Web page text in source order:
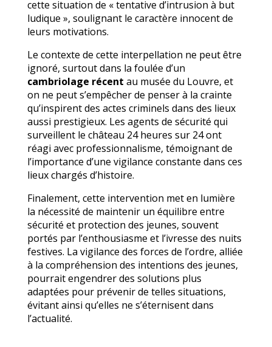
cette situation de « tentative d’intrusion à but
ludique », soulignant le caractère innocent de
leurs motivations.
Le contexte de cette interpellation ne peut être
ignoré, surtout dans la foulée d’un
cambriolage récent au musée du Louvre, et
on ne peut s’empêcher de penser à la crainte
qu’inspirent des actes criminels dans des lieux
aussi prestigieux. Les agents de sécurité qui
surveillent le château 24 heures sur 24 ont
réagi avec professionnalisme, témoignant de
l’importance d’une vigilance constante dans ces
lieux chargés d’histoire.
Finalement, cette intervention met en lumière
la nécessité de maintenir un équilibre entre
sécurité et protection des jeunes, souvent
portés par l’enthousiasme et l’ivresse des nuits
festives. La vigilance des forces de l’ordre, alliée
à la compréhension des intentions des jeunes,
pourrait engendrer des solutions plus
adaptées pour prévenir de telles situations,
évitant ainsi qu’elles ne s’éternisent dans
l’actualité.